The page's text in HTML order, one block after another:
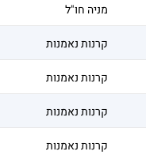
מניה חו"ל
קרנות נאמנות
קרנות נאמנות
קרנות נאמנות
קרנות נאמנות